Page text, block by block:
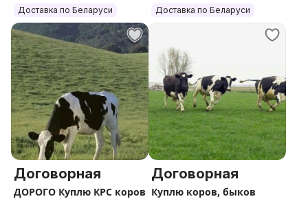
область
Доставка по Беларуси
область
Доставка по Беларуси
Договорная
ДОРОГО Куплю КРС коров
Договорная
Куплю коров, быков